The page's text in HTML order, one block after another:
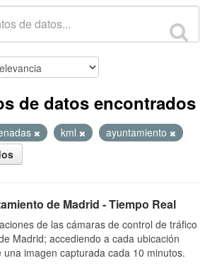
de datos encontrados
kml
ayuntamiento
de Madrid - Tiempo Real
de las cámaras de control de tráfico
Madrid; accediendo a cada ubicación
una imagen capturada cada 10 minutos.